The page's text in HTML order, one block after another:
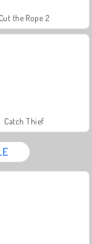
Cut the Rope 2
Catch Thief